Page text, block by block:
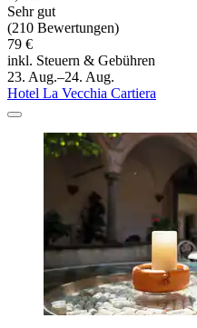
Sehr gut
(210 Bewertungen)
79 €
inkl. Steuern & Gebühren
23. Aug.–24. Aug.
Hotel La Vecchia Cartiera